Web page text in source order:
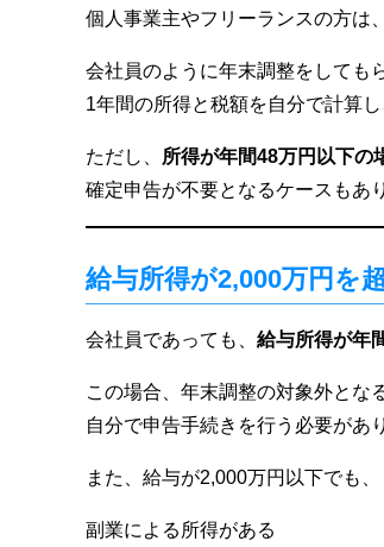
個人事業主やフリーランスの方は、
会社員のように年末調整をしても
1年間の所得と税額を自分で計算
ただし、 所得が年間48万円以下の
確定申告が不要となるケースもあ
給与所得が2,000万円を
会社員であっても、 給与所得が年
この場合、年末調整の対象外とな
自分で申告手続きを行う必要があ
また、給与が2,000万円以下でも、
副業による所得がある